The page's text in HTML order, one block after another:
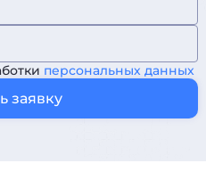
персональных данных
заявку